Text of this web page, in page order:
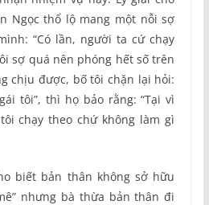
Ngọc thổ lộ mang một nỗi sợ
“Có lần, người ta cứ chạy
sợ quá nên phóng hết số trên
chịu được, bố tôi chặn lại hỏi:
tôi”, thì họ bảo rằng: “Tại vì
chạy theo chứ không làm gì
biết bản thân không sở hữu
nhưng bà thừa bản thân đi